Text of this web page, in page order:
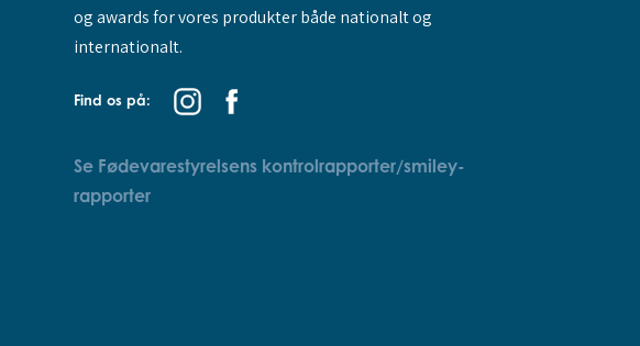
og awards for vores produkter både nationalt og
internationalt.
Find os på:
Se Fødevarestyrelsens kontrolrapporter/smiley-
rapporter